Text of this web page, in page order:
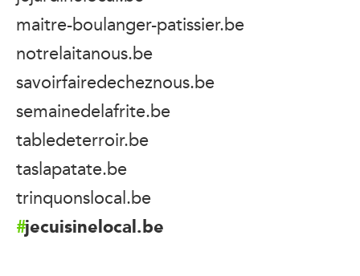
maitre-boulanger-patissier.be
notrelaitanous.be
savoirfairedecheznous.be
semainedelafrite.be
tabledeterroir.be
taslapatate.be
trinquonslocal.be
jecuisinelocal.be